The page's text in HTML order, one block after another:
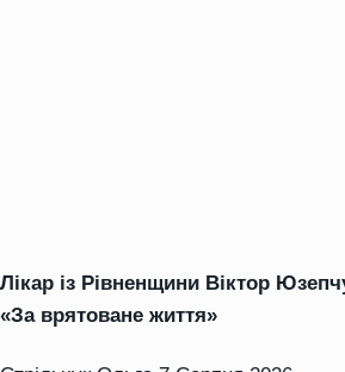
Лікар із Рівненщини Віктор
«За врятоване життя»